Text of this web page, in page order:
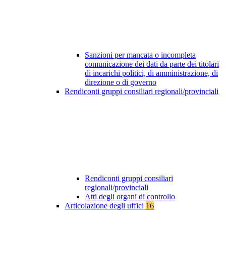
Sanzioni per mancata o incompleta
comunicazione dei dati da parte dei titolari
di incarichi politici, di amministrazione, di
direzione o di governo
Rendiconti gruppi consiliari regionali/provinciali
Rendiconti gruppi consiliari
regionali/provinciali
Atti degli organi di controllo
Articolazione degli uffici 16